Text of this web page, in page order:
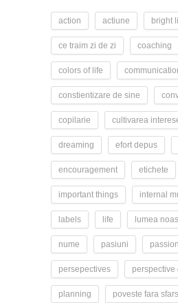
action actiune bright
ce traim zi de zi coaching
colors of life
constientizare de sine
copilarie cultivarea
dreaming efort depus
encouragement etichete
important things internal
labels life lumea
nume pasiuni
persepectives perspective
planning poveste fara